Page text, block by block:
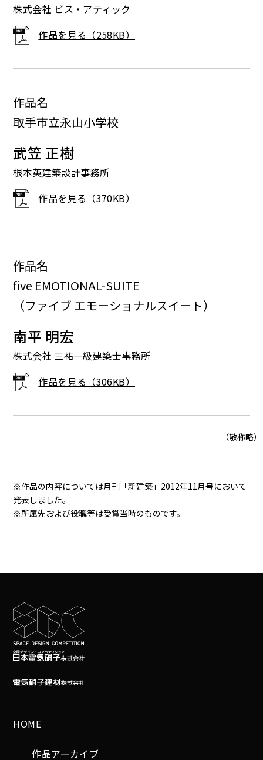
株式会社 ビス・アティック
作品を見る（258KB）
作品名
取手市立永山小学校
武笠 正樹
根本英建築設計事務所
作品を見る（370KB）
作品名
five EMOTIONAL-SUITE
（ファイブ エモーショナルスイート）
南平 明宏
株式会社 三祐一級建築士事務所
作品を見る（306KB）
（敬称略）
※作品の内容については月刊「新建築」2012年11月号において
発表しました。
※所属先および役職等は受賞当時のものです。
HOME
作品アーカイブ